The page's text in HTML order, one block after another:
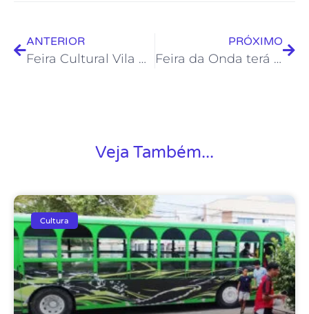
ANTERIOR
Feira Cultural Vila Rainha continua neste sábado na Casa de Cultura
PRÓXIMO
Feira da Onda terá como tema “Um salve para a cultura nordestina em música, dança e teatro”
Veja Também...
Cultura